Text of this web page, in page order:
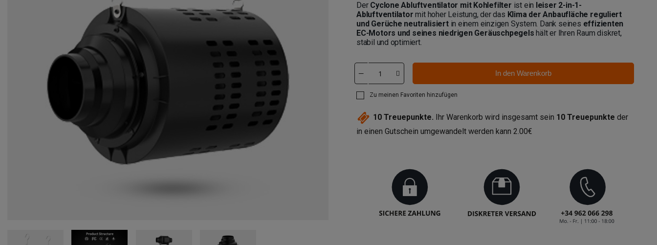
Der Cyclone Abluftventilator mit Kohlefilter ist ein leiser 2-in-1-
Abluftventilator mit hoher Leistung, der das Klima der Anbaufläche reguliert
und Gerüche neutralisiertin einem einzigen System. Dank seines effizienten
EC-Motors und seines niedrigen Geräuschpegels hält er Ihren Raum diskret,
stabil und optimiert.
In den Warenkorb
Zu meinen Favoriten hinzufügen
10 Treuepunkte. Ihr Warenkorb wird insgesamt sein 10 Treuepunkte der
in einen Gutschein umgewandelt werden kann 2.00€